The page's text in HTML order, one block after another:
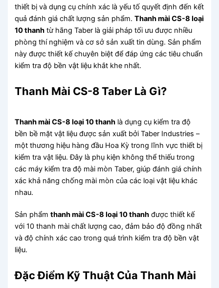
thiết bị và dụng cụ chính xác là yếu tố quyết định đến kết
quả đánh giá chất lượng sản phẩm.Thanh mài CS-8 loại
10 thanh từ hãng Taber là giải pháp tối ưu được nhiều
phòng thí nghiệm và cơ sở sản xuất tin dùng. Sản phẩm
này được thiết kế chuyên biệt để đáp ứng các tiêu chuẩn
kiểm tra độ bền vật liệu khắt khe nhất.
Thanh Mài CS-8 Taber Là Gì?
Thanh mài CS-8 loại 10 thanh là dụng cụ kiểm tra độ
bền bề mặt vật liệu được sản xuất bởi Taber Industries –
một thương hiệu hàng đầu Hoa Kỳ trong lĩnh vực thiết bị
kiểm tra vật liệu. Đây là phụ kiện không thể thiếu trong
các máy kiểm tra độ mài mòn Taber, giúp đánh giá chính
xác khả năng chống mài mòn của các loại vật liệu khác
nhau.
Sản phẩmthanh mài CS-8 loại 10 thanh được thiết kế
với 10 thanh mài chất lượng cao, đảm bảo độ đồng nhất
và độ chính xác cao trong quá trình kiểm tra độ bền vật
liệu.
Đặc Điểm Kỹ Thuật Của Thanh Mài